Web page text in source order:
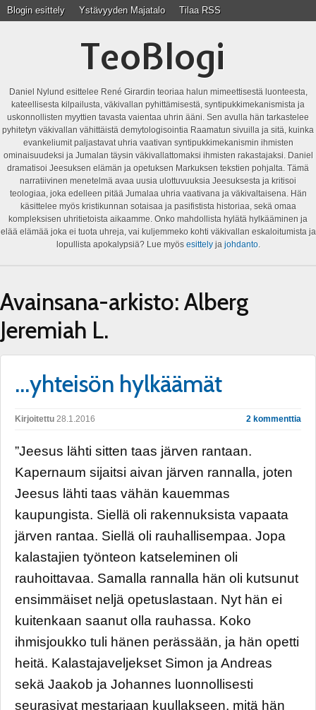
Blogin esittely Ystävyyden Majatalo Tilaa RSS
TeoBlogi
Daniel Nylund esittelee René Girardin teoriaa halun mimeettisestä luonteesta,
kateellisesta kilpailusta, väkivallan pyhittämisestä, syntipukkimekanismista ja
uskonnollisten myyttien tavasta vaientaa uhrin ääni. Sen avulla hän tarkastelee
pyhitetyn väkivallan vähittäistä demytologisointia Raamatun sivuilla ja sitä, kuinka
evankeliumit paljastavat uhria vaativan syntipukkimekanismin ihmisten
ominaisuudeksi ja Jumalan täysin väkivallattomaksi ihmisten rakastajaksi. Daniel
dramatisoi Jeesuksen elämän ja opetuksen Markuksen tekstien pohjalta. Tämä
narratiivinen menetelmä avaa uusia ulottuvuuksia Jeesuksesta ja kritisoi
teologiaa, joka edelleen pitää Jumalaa uhria vaativana ja väkivaltaisena. Hän
käsittelee myös kristikunnan sotaisaa ja pasifistista historiaa, sekä omaa
kompleksisen uhritietoista aikaamme. Onko mahdollista hylätä hylkääminen ja
elää elämää joka ei tuota uhreja, vai kuljemmeko kohti väkivallan eskaloitumista ja
lopullista apokalypsiä? Lue myös esittelyja johdanto.
Avainsana-arkisto: Alberg
Jeremiah L.
…yhteisön hylkäämät
Kirjoitettu 28.1.2016 2 kommenttia
”Jeesus lähti sitten taas järven rantaan.
Kapernaum sijaitsi aivan järven rannalla, joten
Jeesus lähti taas vähän kauemmas
kaupungista. Siellä oli rakennuksista vapaata
järven rantaa. Siellä oli rauhallisempaa. Jopa
kalastajien työnteon katseleminen oli
rauhoittavaa. Samalla rannalla hän oli kutsunut
ensimmäiset neljä opetuslastaan. Nyt hän ei
kuitenkaan saanut olla rauhassa. Koko
ihmisjoukko tuli hänen perässään, ja hän opetti
heitä. Kalastajaveljekset Simon ja Andreas
sekä Jaakob ja Johannes luonnollisesti
seurasivat mestariaan kuullakseen, mitä hän